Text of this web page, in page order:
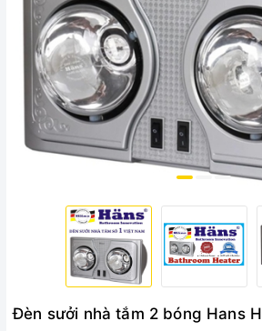
Đèn sưởi nhà tắm 2 bóng Hans